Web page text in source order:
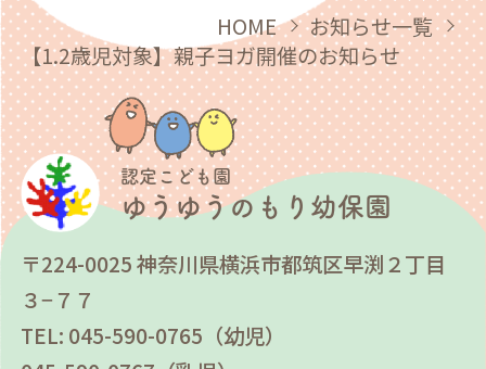
HOME
お知らせ一覧
【1.2歳児対象】親子ヨガ開催のお知らせ
認定こども園
ゆうゆうのもり幼保園
〒224-0025 神奈川県横浜市都筑区早渕２丁目
３−７７
TEL: 045-590-0765（幼児）